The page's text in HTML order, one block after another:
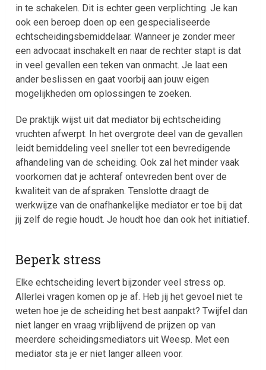
in te schakelen. Dit is echter geen verplichting. Je kan
ook een beroep doen op een gespecialiseerde
echtscheidingsbemiddelaar. Wanneer je zonder meer
een advocaat inschakelt en naar de rechter stapt is dat
in veel gevallen een teken van onmacht. Je laat een
ander beslissen en gaat voorbij aan jouw eigen
mogelijkheden om oplossingen te zoeken.
De praktijk wijst uit dat mediator bij echtscheiding
vruchten afwerpt. In het overgrote deel van de gevallen
leidt bemiddeling veel sneller tot een bevredigende
afhandeling van de scheiding. Ook zal het minder vaak
voorkomen dat je achteraf ontevreden bent over de
kwaliteit van de afspraken. Tenslotte draagt de
werkwijze van de onafhankelijke mediator er toe bij dat
jij zelf de regie houdt. Je houdt hoe dan ook het initiatief.
Beperk stress
Elke echtscheiding levert bijzonder veel stress op.
Allerlei vragen komen op je af. Heb jij het gevoel niet te
weten hoe je de scheiding het best aanpakt? Twijfel dan
niet langer en vraag vrijblijvend de prijzen op van
meerdere scheidingsmediators uit Weesp. Met een
mediator sta je er niet langer alleen voor.